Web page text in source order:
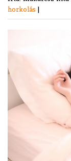
horkolás |